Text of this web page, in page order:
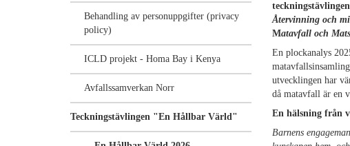
Behandling av personuppgifter (privacy
policy)
ICLD projekt - Homa Bay i Kenya
Avfallssamverkan Norr
Teckningstävlingen "En Hållbar Värld"
Återvinning och
Matavfall och
En plockanalys
utvecklingen har
då matavfall är en
En hälsning från
Barnens